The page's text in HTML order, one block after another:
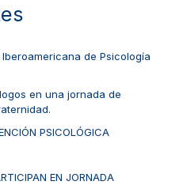
de Psicología
en una jornada de
PSICOLÓGICA
EN JORNADA